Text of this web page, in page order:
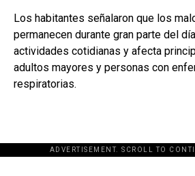
Los habitantes señalaron que los
permanecen durante gran parte del
actividades cotidianas y afecta
adultos mayores y personas con
respiratorias.
ADVERTISEMENT. SCROLL TO